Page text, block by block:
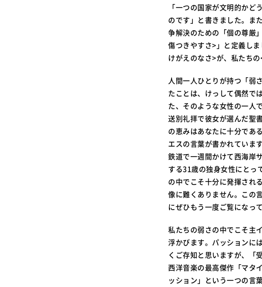
「一つの国家が文明的か
のです」と書きました。ま
争解決のための「個の尊厳
傷つきやすさ>」と定義し
けがえのなさ>が、私たち
人間一人ひとりが持つ「弱
たことは、けっして偶然で
た、そのような女性の一人
送別礼拝で彼女が選んだ聖
の恵みはあなたに十分であ
エスの言葉が書かれていま
鉄道で一週間かけて西海岸
する31歳の独身女性にとっ
の中でこそ十分に発揮され
像に難くありません。この
にぜひもう一度ご覧になって
私たちの弱さの中でこそ主
浮かびます。パッションに
くご存知と思いますが、「
西洋音楽の最高傑作「マタ
ッション」という一つの言